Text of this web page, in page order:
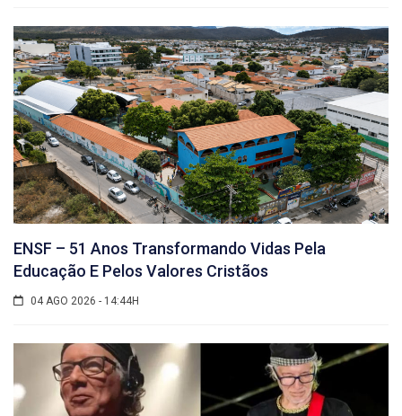
ENSF – 51 Anos Transformando Vidas Pela
Educação E Pelos Valores Cristãos
04 AGO 2026 - 14:44H